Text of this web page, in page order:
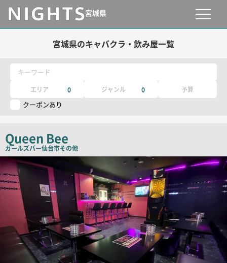
宮城県
宮城県のキャバクラ・飲み屋一覧
キーワード
エリア 0 ジャンル 0 予算
クーポンあり
Queen Bee
ガールズバー仙台市その他
店
舗
PR
画
像